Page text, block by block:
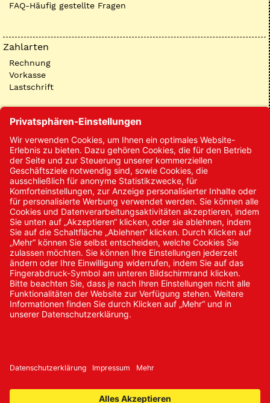
FAQ-Häufig gestellte Fragen
Zahlarten
Rechnung
Vorkasse
Lastschrift
Kontakt
Kontakt/Anfrage
Neukundenanmeldung
Kennwort vergessen
Bestellungen
Sendung verfolgen
© 2024 Promed Vertriebsgesellschaft mbH | Alle Rechte
* Alle Preise zzgl. gesetzlicher Mehrwertsteuer